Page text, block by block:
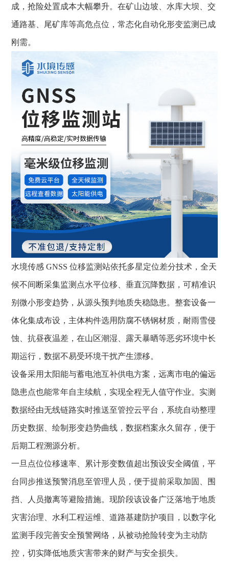
成，抢险处置成本大幅攀升。在矿山边坡、水库大坝、交
通路基、尾矿库等高危点位，常态化自动化形变监测已成
刚需。
水境传感 GNSS 位移监测站依托多星定位差分技术，全天
候不间断采集监测点水平位移、垂直沉降数据，可精准识
别微小形变趋势，从源头预判地质失稳隐患。整套设备一
体化集成布设，主体构件选用防腐不锈钢材质，耐雨雪侵
蚀、抗昼夜温差，在山区潮湿、露天暴晒等恶劣环境中长
期运行，数据不易受环境干扰产生漂移。
设备采用太阳能与蓄电池互补供电方案，远离市电的偏远
隐患点也能常年自主续航，实现全程无人值守作业。实测
数据经由无线链路实时推送至管控云平台，系统自动整理
历史数据、绘制形变趋势曲线，数据档案永久留存，便于
后期工程溯源分析。
一旦点位位移速率、累计形变数值超出预设安全阈值，平
台同步推送预警消息至管理人员，便于提前采取加固、围
挡、人员撤离等避险措施。现阶段该设备广泛落地于地质
灾害治理、水利工程运维、道路基建防护项目，以数字化
监测手段完善安全预警网络，从被动抢险转变为主动防
控，切实降低地质灾害带来的财产与安全损失。